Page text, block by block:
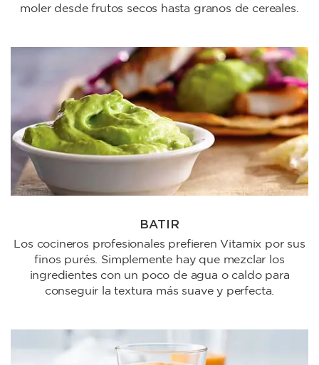
moler desde frutos secos hasta granos de cereales.
BATIR
Los cocineros profesionales prefieren Vitamix por sus
finos purés. Simplemente hay que mezclar los
ingredientes con un poco de agua o caldo para
conseguir la textura más suave y perfecta.